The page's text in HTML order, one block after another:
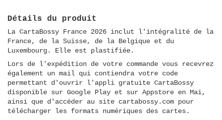
Détails du produit
La CartaBossy France 2026 inclut l'intégralité de la
France, de la Suisse, de la Belgique et du
Luxembourg. Elle est plastifiée.
Lors de l'expédition de votre commande vous recevrez
également un mail qui contiendra votre code
permettant d'ouvrir l'appli gratuite CartaBossy
disponible sur Google Play et sur Appstore en Mai,
ainsi que d'accéder au site cartabossy.com pour
télécharger les formats numériques des cartes.